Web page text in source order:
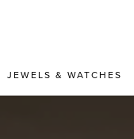
JEWELS & WATCHES